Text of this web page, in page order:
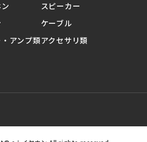
アンプ類
スピーカー
ケーブル
アクセサリ類